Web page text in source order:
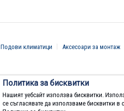
Политика за бисквитки
Нашият уебсайт използва бисквитки.
се съгласявате да използваме бисквитки в
Подови климатици Аксесоари за монтаж